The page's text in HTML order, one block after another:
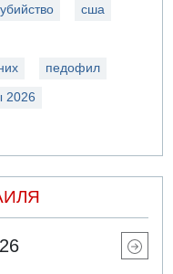
убийство сша
педофил
2026